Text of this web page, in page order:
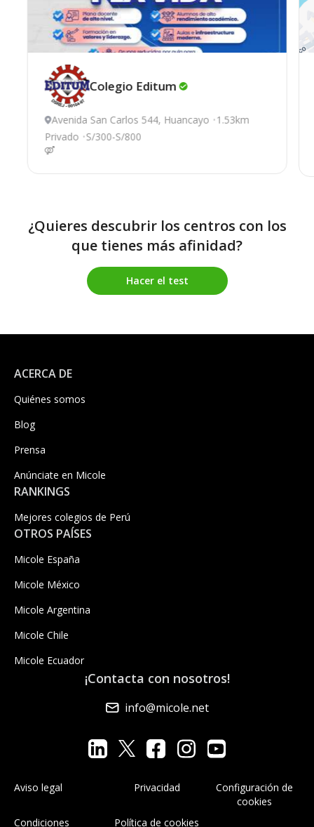
Colegio Editum
Avenida San Carlos 544, Huancayo
1.53km
Privado S/300-S/800
¿Quieres descubrir los centros con los
que tienes más afinidad?
Hacer el test
ACERCA DE
Quiénes somos
Blog
Prensa
Anúnciate en Micole
RANKINGS
Mejores colegios de Perú
OTROS PAÍSES
Micole España
Micole México
Micole Argentina
Micole Chile
Micole Ecuador
¡Contacta con nosotros!
info@micole.net
Aviso legal Privacidad
Configuración de
cookies
Condiciones
Política de cookies